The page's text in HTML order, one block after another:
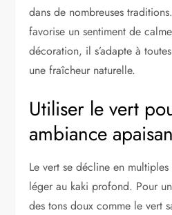
dans de nombreuses
favorise un sentiment de
décoration, il s’adapte à
une fraîcheur naturelle.
Utiliser le vert
ambiance
Le vert se décline en
léger au kaki profond. Pour
des tons doux comme le vert